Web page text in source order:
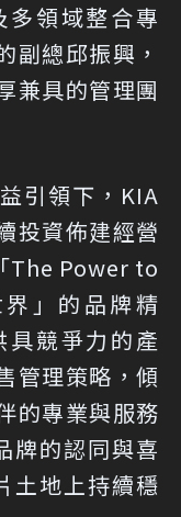
領域整合專
副總邱振興，
兼具的管理團
引領下，KIA
投資佈建經營
The Power to
」的品牌精
競爭力的產
管理策略，傾
的專業與服務
牌的認同與喜
土地上持續穩